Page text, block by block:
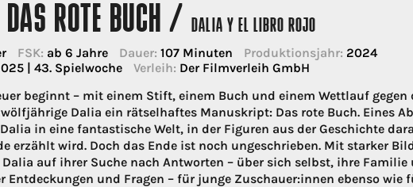
DAS ROTE BUCH /DALIA Y EL LIBRO ROJO
FSK: ab 6 Jahre Dauer: 107 Minuten Produktionsjahr: 2024
| 43. Spielwoche Verleih: Der Filmverleih GmbH
beginnt – mit einem Stift, einem Buch und einem Wettlauf gegen
Dalia ein rätselhaftes Manuskript: Das rote Buch. Eines
in eine fantastische Welt, in der Figuren aus der Geschichte
erzählt wird. Doch das Ende ist noch ungeschrieben. Mit starker
auf ihrer Suche nach Antworten – über sich selbst, ihre Familie
Entdeckungen und Fragen – für junge Zuschauer:innen ebenso wie